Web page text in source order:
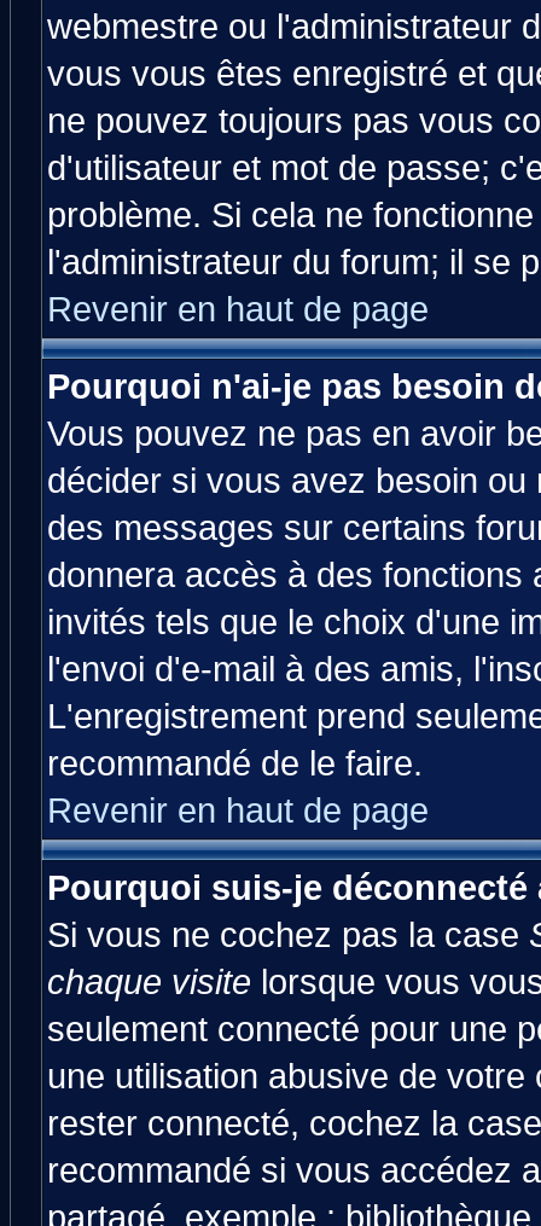
webmestre ou l'administrateur
vous vous êtes enregistré et
ne pouvez toujours pas vous
d'utilisateur et mot de passe;
problème. Si cela ne
l'administrateur du forum; il se
Revenir en haut de page
Pourquoi n'ai-je pas besoin
Vous pouvez ne pas en avoir
décider si vous avez besoin
des messages sur certains
donnera accès à des fonctions
invités tels que le choix d'une
l'envoi d'e-mail à des amis,
L'enregistrement prend
recommandé de le faire.
Revenir en haut de page
Pourquoi suis-je
Si vous ne cochez pas la case
chaque visite lorsque vous
seulement connecté pour une
une utilisation abusive de
rester connecté, cochez la
recommandé si vous accédez
partagé, exemple :